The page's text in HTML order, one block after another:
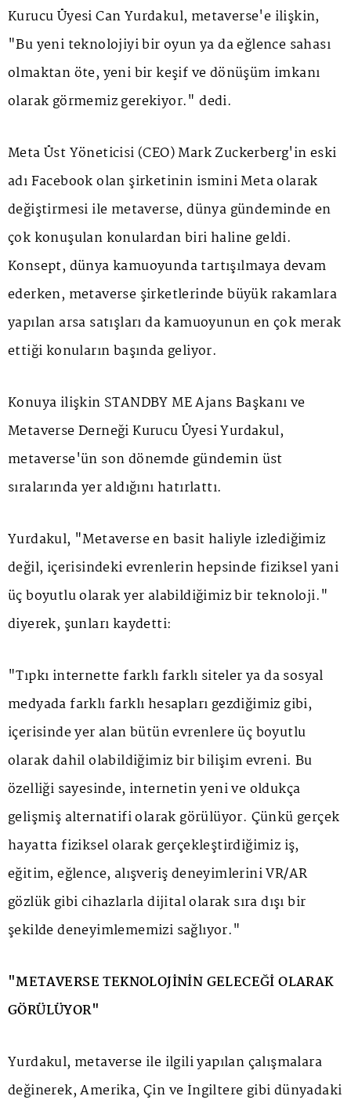
Kurucu Üyesi Can Yurdakul, metaverse'e ilişkin,
"Bu yeni teknolojiyi bir oyun ya da eğlence sahası
olmaktan öte, yeni bir keşif ve dönüşüm imkanı
olarak görmemiz gerekiyor." dedi.
Meta Üst Yöneticisi (CEO) Mark Zuckerberg'in eski
adı Facebook olan şirketinin ismini Meta olarak
değiştirmesi ile metaverse, dünya gündeminde en
çok konuşulan konulardan biri haline geldi.
Konsept, dünya kamuoyunda tartışılmaya devam
ederken, metaverse şirketlerinde büyük rakamlara
yapılan arsa satışları da kamuoyunun en çok merak
ettiği konuların başında geliyor.
Konuya ilişkin STANDBY ME Ajans Başkanı ve
Metaverse Derneği Kurucu Üyesi Yurdakul,
metaverse'ün son dönemde gündemin üst
sıralarında yer aldığını hatırlattı.
Yurdakul, "Metaverse en basit haliyle izlediğimiz
değil, içerisindeki evrenlerin hepsinde fiziksel yani
üç boyutlu olarak yer alabildiğimiz bir teknoloji."
diyerek, şunları kaydetti:
"Tıpkı internette farklı farklı siteler ya da sosyal
medyada farklı farklı hesapları gezdiğimiz gibi,
içerisinde yer alan bütün evrenlere üç boyutlu
olarak dahil olabildiğimiz bir bilişim evreni. Bu
özelliği sayesinde, internetin yeni ve oldukça
gelişmiş alternatifi olarak görülüyor. Çünkü gerçek
hayatta fiziksel olarak gerçekleştirdiğimiz iş,
eğitim, eğlence, alışveriş deneyimlerini VR/AR
gözlük gibi cihazlarla dijital olarak sıra dışı bir
şekilde deneyimlememizi sağlıyor."
"METAVERSE TEKNOLOJİNİN GELECEĞİ OLARAK
GÖRÜLÜYOR"
Yurdakul, metaverse ile ilgili yapılan çalışmalara
değinerek, Amerika, Çin ve İngiltere gibi dünyadaki